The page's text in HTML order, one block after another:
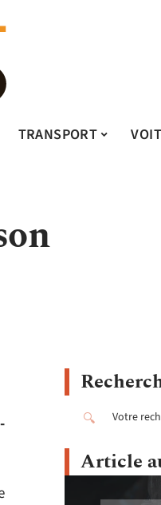
TRANSPORT
Article